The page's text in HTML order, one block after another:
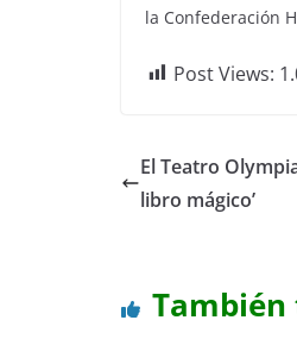
la Confederación
Post Views:
El Teatro
libro mágico’